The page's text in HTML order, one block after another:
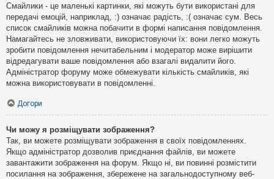
Смайлики - це маленькі картинки, які можуть бути використані для
передачі емоцій, наприклад, :) означає радість, :( означає сум. Весь
список смайликів можна побачити в формі написання повідомлення.
Намагайтесь не зловживати, використовуючи їх: вони легко можуть
зробити повідомлення нечитабельним і модератор може вирішити
відредагувати ваше повідомлення або взагалі видалити його.
Адміністратор форуму може обмежувати кількість смайликів, які
можна використовувати в повідомленні.
Догори
Чи можу я розміщувати зображення?
Так, ви можете розміщувати зображення в своїх повідомленнях.
Якщо адміністратор дозволив приєднання файлів, ви можете
завантажити зображення на форум. Якщо ні, ви повинні розмістити
посилання на зображення, збережене на загальнодоступному веб-